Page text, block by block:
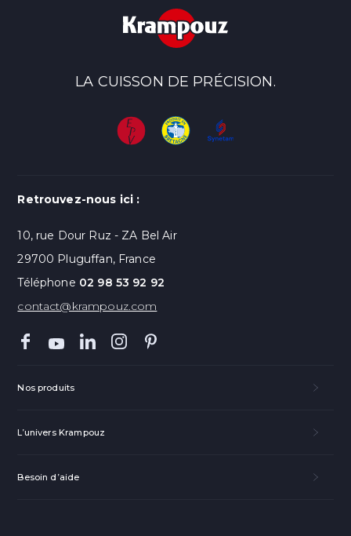
LA CUISSON DE PRÉCISION.
Retrouvez-nous ici :
10, rue Dour Ruz - ZA Bel Air
29700 Pluguffan, France
Téléphone 02 98 53 92 92
contact@krampouz.com
Nos produits
L’univers Krampouz
Besoin d’aide